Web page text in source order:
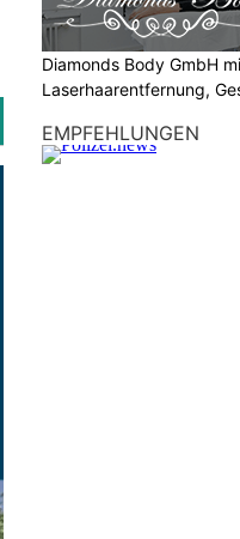
Diamonds Body GmbH
Laserhaarentfernung,
EMPFEHLUNGEN